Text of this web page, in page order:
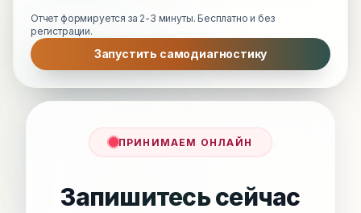
Отчет формируется за 2-3 минуты. Бесплатно и без
регистрации.
Запустить самодиагностику
ПРИНИМАЕМ ОНЛАЙН
Запишитесь сейчас